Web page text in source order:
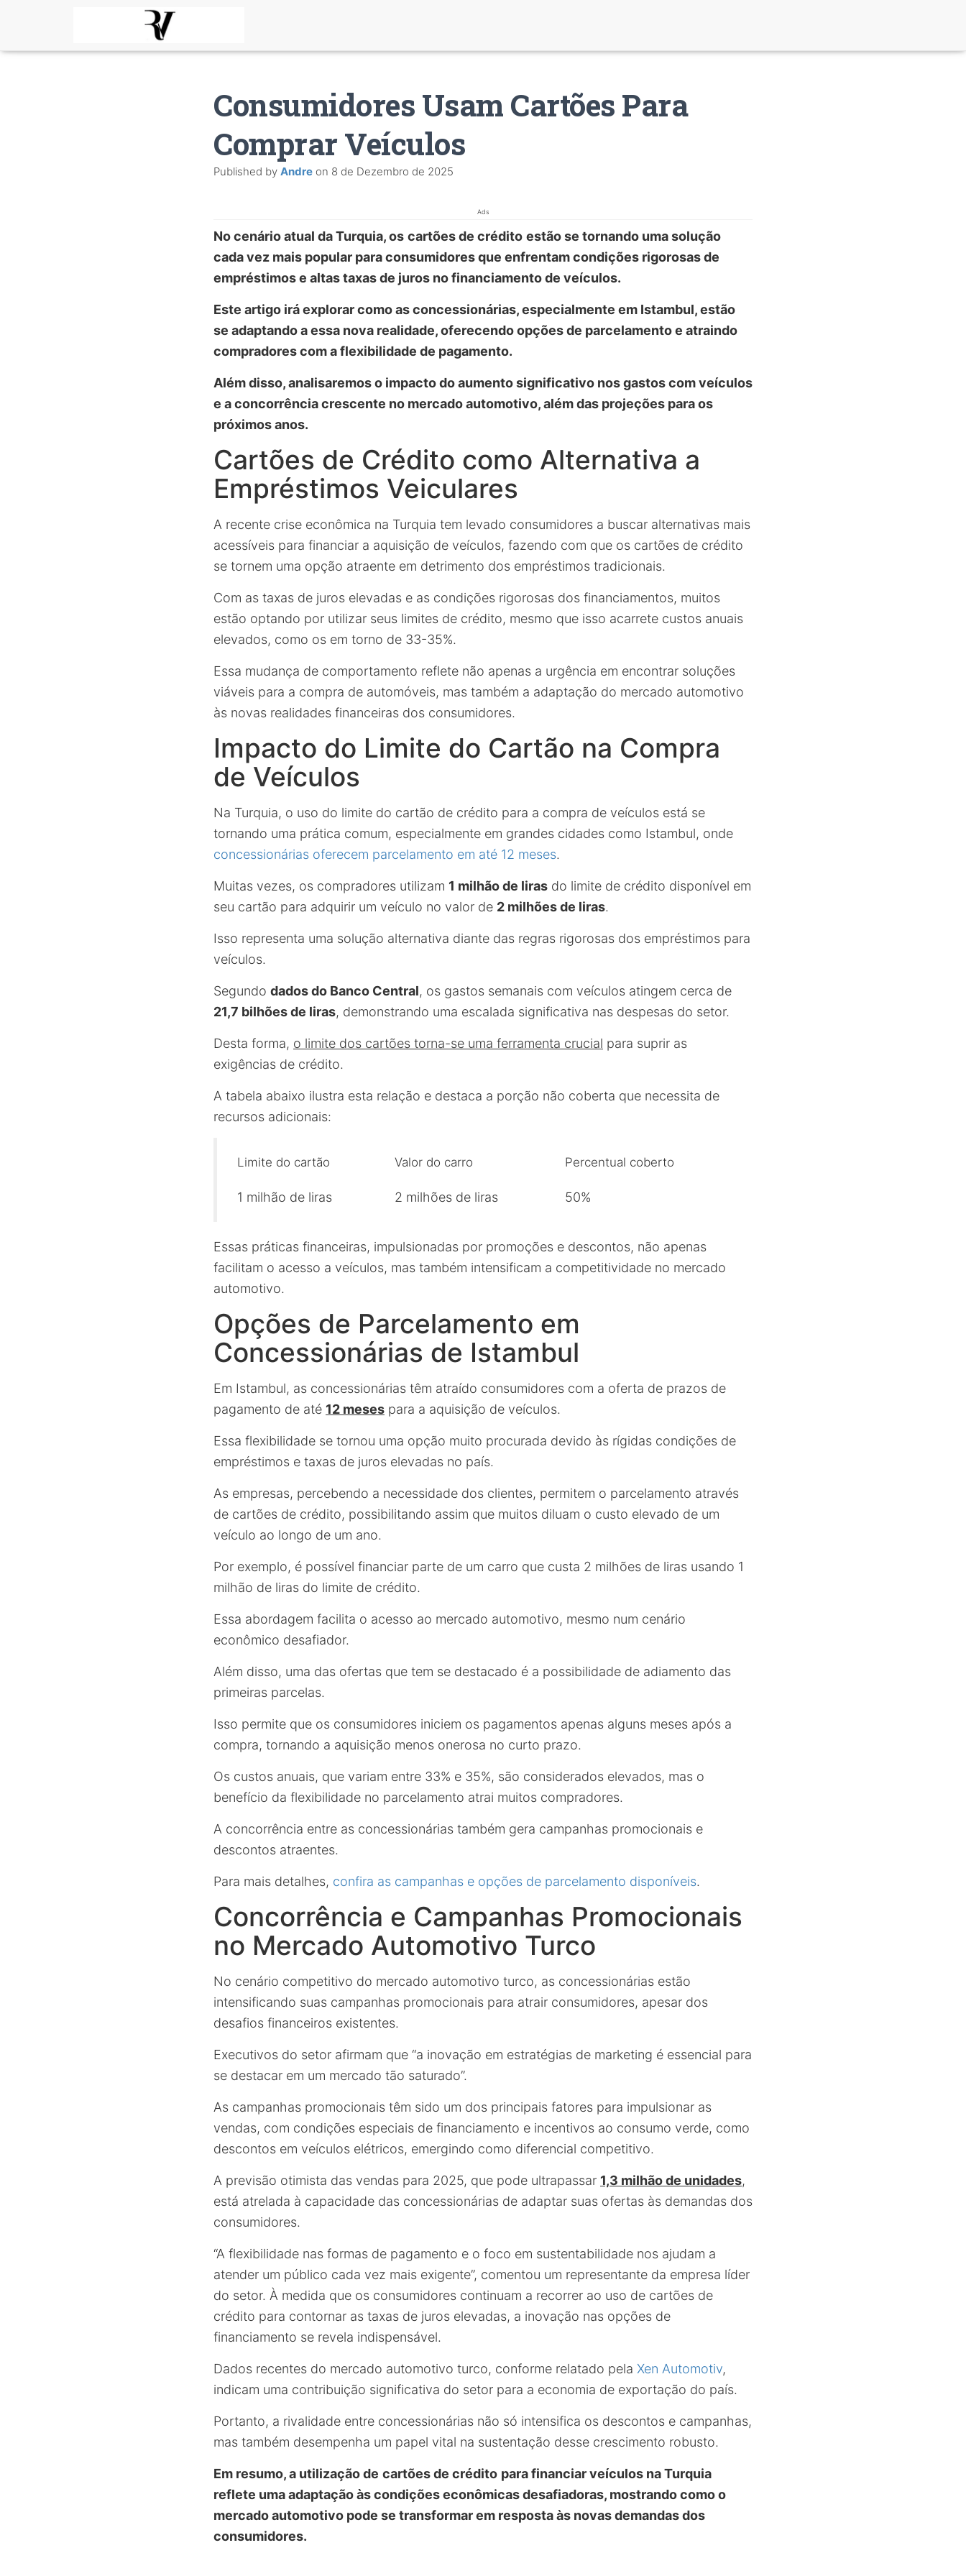
Consumidores Usam Cartões Para
Comprar Veículos
Published by Andre on 8 de Dezembro de 2025
Ads
No cenário atual da Turquia, os cartões de crédito estão se tornando uma solução
cada vez mais popular para consumidores que enfrentam condições rigorosas de
empréstimos e altas taxas de juros no financiamento de veículos.
Este artigo irá explorar como as concessionárias, especialmente em Istambul, estão
se adaptando a essa nova realidade, oferecendo opções de parcelamento e atraindo
compradores com a flexibilidade de pagamento.
Além disso, analisaremos o impacto do aumento significativo nos gastos com veículos
e a concorrência crescente no mercado automotivo, além das projeções para os
próximos anos.
Cartões de Crédito como Alternativa a
Empréstimos Veiculares
A recente crise econômica na Turquia tem levado consumidores a buscar alternativas mais
acessíveis para financiar a aquisição de veículos, fazendo com que os cartões de crédito
se tornem uma opção atraente em detrimento dos empréstimos tradicionais.
Com as taxas de juros elevadas e as condições rigorosas dos financiamentos, muitos
estão optando por utilizar seus limites de crédito, mesmo que isso acarrete custos anuais
elevados, como os em torno de 33-35%.
Essa mudança de comportamento reflete não apenas a urgência em encontrar soluções
viáveis para a compra de automóveis, mas também a adaptação do mercado automotivo
às novas realidades financeiras dos consumidores.
Impacto do Limite do Cartão na Compra
de Veículos
Na Turquia, o uso do limite do cartão de crédito para a compra de veículos está se
tornando uma prática comum, especialmente em grandes cidades como Istambul, onde
concessionárias oferecem parcelamento em até 12 meses.
Muitas vezes, os compradores utilizam 1 milhão de liras do limite de crédito disponível em
seu cartão para adquirir um veículo no valor de 2 milhões de liras.
Isso representa uma solução alternativa diante das regras rigorosas dos empréstimos para
veículos.
Segundo dados do Banco Central, os gastos semanais com veículos atingem cerca de
21,7 bilhões de liras, demonstrando uma escalada significativa nas despesas do setor.
Desta forma, o limite dos cartões torna-se uma ferramenta crucial para suprir as
exigências de crédito.
A tabela abaixo ilustra esta relação e destaca a porção não coberta que necessita de
recursos adicionais:
Limite do cartão Valor do carro Percentual coberto
1 milhão de liras 2 milhões de liras 50%
Essas práticas financeiras, impulsionadas por promoções e descontos, não apenas
facilitam o acesso a veículos, mas também intensificam a competitividade no mercado
automotivo.
Opções de Parcelamento em
Concessionárias de Istambul
Em Istambul, as concessionárias têm atraído consumidores com a oferta de prazos de
pagamento de até 12 meses para a aquisição de veículos.
Essa flexibilidade se tornou uma opção muito procurada devido às rígidas condições de
empréstimos e taxas de juros elevadas no país.
As empresas, percebendo a necessidade dos clientes, permitem o parcelamento através
de cartões de crédito, possibilitando assim que muitos diluam o custo elevado de um
veículo ao longo de um ano.
Por exemplo, é possível financiar parte de um carro que custa 2 milhões de liras usando 1
milhão de liras do limite de crédito.
Essa abordagem facilita o acesso ao mercado automotivo, mesmo num cenário
econômico desafiador.
Além disso, uma das ofertas que tem se destacado é a possibilidade de adiamento das
primeiras parcelas.
Isso permite que os consumidores iniciem os pagamentos apenas alguns meses após a
compra, tornando a aquisição menos onerosa no curto prazo.
Os custos anuais, que variam entre 33% e 35%, são considerados elevados, mas o
benefício da flexibilidade no parcelamento atrai muitos compradores.
A concorrência entre as concessionárias também gera campanhas promocionais e
descontos atraentes.
Para mais detalhes, confira as campanhas e opções de parcelamento disponíveis.
Concorrência e Campanhas Promocionais
no Mercado Automotivo Turco
No cenário competitivo do mercado automotivo turco, as concessionárias estão
intensificando suas campanhas promocionais para atrair consumidores, apesar dos
desafios financeiros existentes.
Executivos do setor afirmam que “a inovação em estratégias de marketing é essencial para
se destacar em um mercado tão saturado”.
As campanhas promocionais têm sido um dos principais fatores para impulsionar as
vendas, com condições especiais de financiamento e incentivos ao consumo verde, como
descontos em veículos elétricos, emergindo como diferencial competitivo.
A previsão otimista das vendas para 2025, que pode ultrapassar 1,3 milhão de unidades,
está atrelada à capacidade das concessionárias de adaptar suas ofertas às demandas dos
consumidores.
“A flexibilidade nas formas de pagamento e o foco em sustentabilidade nos ajudam a
atender um público cada vez mais exigente”, comentou um representante da empresa líder
do setor. À medida que os consumidores continuam a recorrer ao uso de cartões de
crédito para contornar as taxas de juros elevadas, a inovação nas opções de
financiamento se revela indispensável.
Dados recentes do mercado automotivo turco, conforme relatado pela Xen Automotiv,
indicam uma contribuição significativa do setor para a economia de exportação do país.
Portanto, a rivalidade entre concessionárias não só intensifica os descontos e campanhas,
mas também desempenha um papel vital na sustentação desse crescimento robusto.
Em resumo, a utilização de cartões de crédito para financiar veículos na Turquia
reflete uma adaptação às condições econômicas desafiadoras, mostrando como o
mercado automotivo pode se transformar em resposta às novas demandas dos
consumidores.